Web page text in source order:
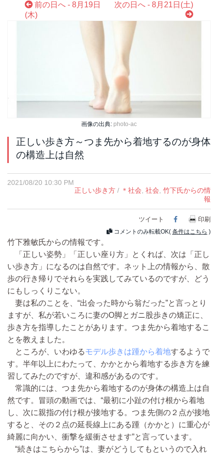
前の日へ - 8月19日
(木)
次の日へ - 8月21日(土)
画像の出典: photo-ac
正しい歩き方～つま先から着地するのが身体
の構造上は自然
2021/08/20 10:30 PM
正しい歩き方 / ＊社会, 社会, 竹下氏からの情
報
ツイート Facebook
印刷
コメントのみ転載OK( 条件はこちら )
竹下雅敏氏からの情報です。
「正しい姿勢」「正しい座り方」とくれば、次は「正し
い歩き方」になるのは自然です。ネット上の情報から、散
歩の行き帰りでそれらを実践してみているのですが、どう
にもしっくりこない。
妻は私のことを、“出会った時から翁だった”と言っとり
ますが、私が若いころに妻のO脚とガニ股歩きの矯正に、
歩き方を指導したことがあります。つま先から着地するこ
とを教えました。
ところが、いわゆるモデル歩きは踵から着地するようで
す。半年以上にわたって、かかとから着地する歩き方を練
習してみたのですが、違和感があるのです。
常識的には、つま先から着地するのが身体の構造上は自
然です。冒頭の動画では、“最初に小趾の付け根から着地
し、次に親指の付け根が接地する。つま先側の２点が接地
すると、その２点の延長線上にある踵（かかと）に重心が
綺麗に向かい、衝撃を緩衝させます”と言っています。
“続きはこちらから”は、妻がどうしてもというので入れ